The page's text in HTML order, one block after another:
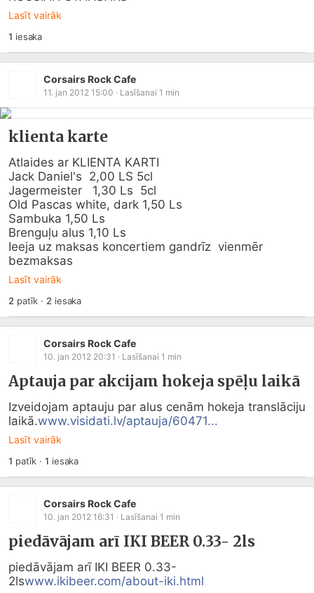
Lasīt vairāk
1 iesaka
Corsairs Rock Cafe
11. jan 2012 15:00 · Lasīšanai 1 min
klienta karte
Atlaides ar KLIENTA KARTI
Jack Daniel's  2,00 LS 5cl
Jagermeister   1,30 Ls  5cl
Old Pascas white, dark 1,50 Ls
Sambuka 1,50 Ls
Brenguļu alus 1,10 Ls
Ieeja uz maksas koncertiem gandrīz  vienmēr
bezmaksas
Lasīt vairāk
2 patīk · 2 iesaka
Corsairs Rock Cafe
10. jan 2012 20:31 · Lasīšanai 1 min
Aptauja par akcijam hokeja spēļu laikā
Izveidojam aptauju par alus cenām hokeja translāciju
laikā.www.visidati.lv/aptauja/60471...
Lasīt vairāk
1 patīk ·1 iesaka
Corsairs Rock Cafe
10. jan 2012 16:31 · Lasīšanai 1 min
piedāvājam arī IKI BEER 0.33- 2ls
piedāvājam arī IKI BEER 0.33-
2lswww.ikibeer.com/about-iki.html